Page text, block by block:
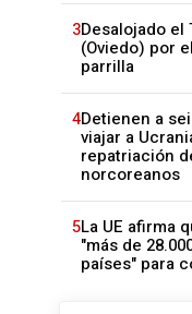
3Desalojado
(Oviedo) por
parrilla
4Detienen a
viajar a
repatriación
norcoreanos
5La UE afirma
"más de
países" para